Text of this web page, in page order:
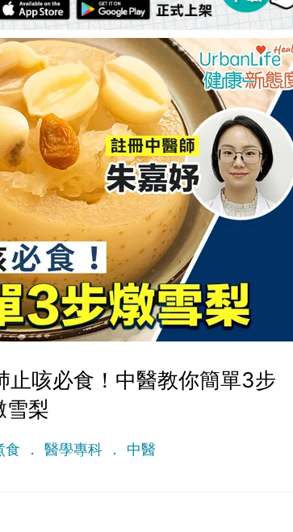
止咳必食！中醫教你簡單3步
雪梨
食 醫學專科 中醫